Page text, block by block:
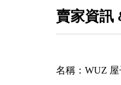
賣家資訊
名稱： WUZ 屋